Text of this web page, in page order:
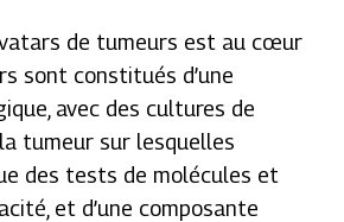
de tumeurs est au cœur
sont constitués d’une
avec des cultures de
tumeur sur lesquelles
des tests de molécules et
et d’une composante